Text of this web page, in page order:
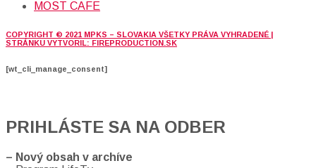
MOST CAFE
COPYRIGHT © 2021 MPKS – SLOVAKIA VŠETKY PRÁVA VYHRADENÉ |
STRÁNKU VYTVORIL: FIREPRODUCTION.SK
[wt_cli_manage_consent]
PRIHLÁSTE SA NA ODBER
– Nový obsah v archíve